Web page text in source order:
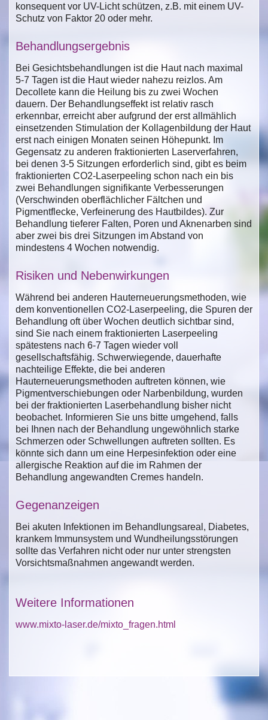
konsequent vor UV-Licht schützen, z.B. mit einem UV-
Schutz von Faktor 20 oder mehr.
Behandlungsergebnis
Bei Gesichtsbehandlungen ist die Haut nach maximal
5-7 Tagen ist die Haut wieder nahezu reizlos. Am
Decollete kann die Heilung bis zu zwei Wochen
dauern. Der Behandlungseffekt ist relativ rasch
erkennbar, erreicht aber aufgrund der erst allmählich
einsetzenden Stimulation der Kollagenbildung der Haut
erst nach einigen Monaten seinen Höhepunkt. Im
Gegensatz zu anderen fraktionierten Laserverfahren,
bei denen 3-5 Sitzungen erforderlich sind, gibt es beim
fraktionierten CO2-Laserpeeling schon nach ein bis
zwei Behandlungen signifikante Verbesserungen
(Verschwinden oberflächlicher Fältchen und
Pigmentflecke, Verfeinerung des Hautbildes). Zur
Behandlung tieferer Falten, Poren und Aknenarben sind
aber zwei bis drei Sitzungen im Abstand von
mindestens 4 Wochen notwendig.
Risiken und Nebenwirkungen
Während bei anderen Hauterneuerungsmethoden, wie
dem konventionellen CO2-Laserpeeling, die Spuren der
Behandlung oft über Wochen deutlich sichtbar sind,
sind Sie nach einem fraktionierten Laserpeeling
spätestens nach 6-7 Tagen wieder voll
gesellschaftsfähig. Schwerwiegende, dauerhafte
nachteilige Effekte, die bei anderen
Hauterneuerungsmethoden auftreten können, wie
Pigmentverschiebungen oder Narbenbildung, wurden
bei der fraktionierten Laserbehandlung bisher nicht
beobachet. Informieren Sie uns bitte umgehend, falls
bei Ihnen nach der Behandlung ungewöhnlich starke
Schmerzen oder Schwellungen auftreten sollten. Es
könnte sich dann um eine Herpesinfektion oder eine
allergische Reaktion auf die im Rahmen der
Behandlung angewandten Cremes handeln.
Gegenanzeigen
Bei akuten Infektionen im Behandlungsareal, Diabetes,
krankem Immunsystem und Wundheilungsstörungen
sollte das Verfahren nicht oder nur unter strengsten
Vorsichtsmaßnahmen angewandt werden.
Weitere Informationen
www.mixto-laser.de/mixto_fragen.html